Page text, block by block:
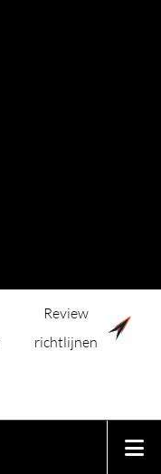
Review
richtlijnen